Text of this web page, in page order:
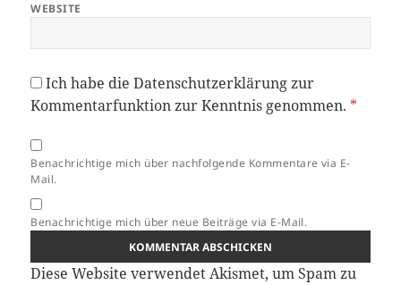
WEBSITE
Ich habe dieDatenschutzerklärungzur
Kommentarfunktion zur Kenntnis genommen. *
Benachrichtige mich über nachfolgende Kommentare via E-
Mail.
Benachrichtige mich über neue Beiträge via E-Mail.
Diese Website verwendet Akismet, um Spam zu